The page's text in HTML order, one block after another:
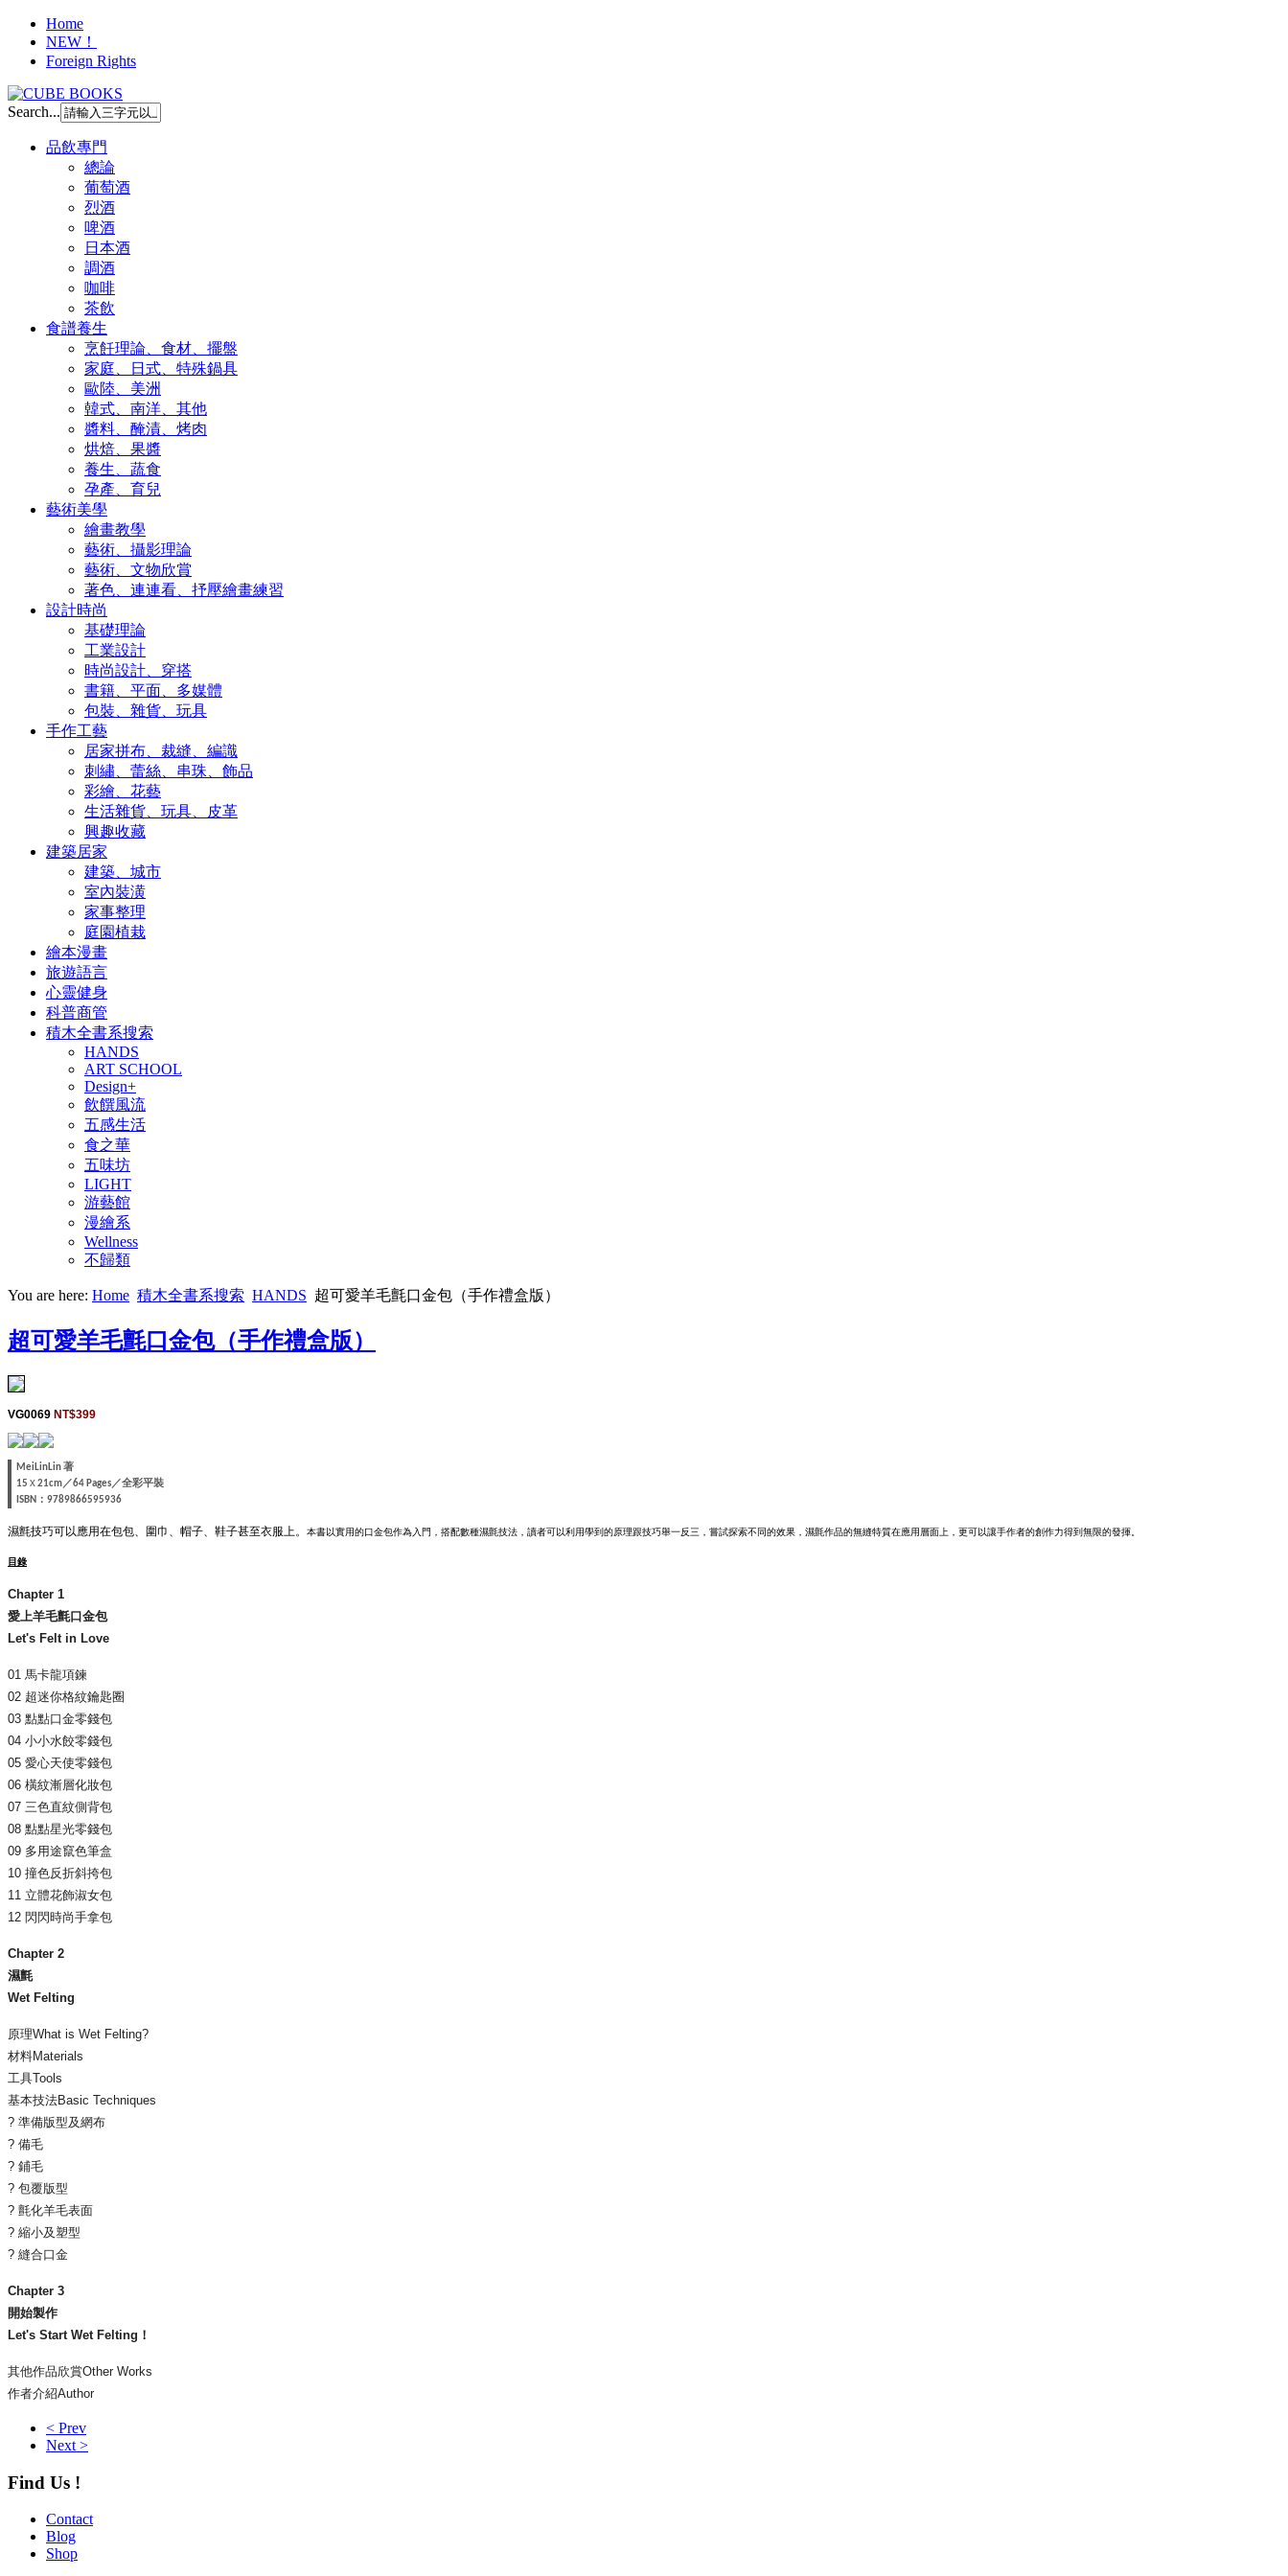
Home
NEW！
Foreign Rights
Search...
品飲專門
總論
葡萄酒
烈酒
啤酒
日本酒
調酒
咖啡
茶飲
食譜養生
烹飪理論、食材、擺盤
家庭、日式、特殊鍋具
歐陸、美洲
韓式、南洋、其他
醬料、醃漬、烤肉
烘焙、果醬
養生、蔬食
孕產、育兒
藝術美學
繪畫教學
藝術、攝影理論
藝術、文物欣賞
著色、連連看、抒壓繪畫練習
設計時尚
基礎理論
工業設計
時尚設計、穿搭
書籍、平面、多媒體
包裝、雜貨、玩具
手作工藝
居家拼布、裁縫、編識
刺繡、蕾絲、串珠、飾品
彩繪、花藝
生活雜貨、玩具、皮革
興趣收藏
建築居家
建築、城市
室內裝潢
家事整理
庭園植栽
繪本漫畫
旅遊語言
心靈健身
科普商管
積木全書系搜索
HANDS
ART SCHOOL
Design+
飲饌風流
五感生活
食之華
五味坊
LIGHT
游藝館
漫繪系
Wellness
不歸類
You are here: Home 積木全書系搜索 HANDS 超可愛羊毛氈口金包（手作禮盒版）
超可愛羊毛氈口金包（手作禮盒版）
VG0069 NT$399
MeiLinLin 著
15 X21cm／64 Pages／全彩平裝
ISBN ：9789866595936
濕氈技巧可以應用在包包、圍巾、帽子、鞋子甚至衣服上。 本書以實用的口金包作為入門，搭配數種濕氈技法，讀者可以利用學到的原理跟技巧舉一反三，嘗試探索不同的效果，濕氈作品的無縫特質在應用層面上，更可以讓手作者的創作力得到無限的發揮。
目錄
Chapter 1
愛上羊毛氈口金包
Let's Felt in Love
01 馬卡龍項鍊
02 超迷你格紋鑰匙圈
03 點點口金零錢包
04 小小水餃零錢包
05 愛心天使零錢包
06 橫紋漸層化妝包
07 三色直紋側背包
08 點點星光零錢包
09 多用途竄色筆盒
10 撞色反折斜挎包
11 立體花飾淑女包
12 閃閃時尚手拿包
Chapter 2
濕氈
Wet Felting
原理What is Wet Felting?
材料Materials
工具Tools
基本技法Basic Techniques
? 準備版型及網布
? 備毛
? 鋪毛
? 包覆版型
? 氈化羊毛表面
? 縮小及塑型
? 縫合口金
Chapter 3
開始製作
Let's Start Wet Felting！
其他作品欣賞Other Works
作者介紹Author
< Prev
Next >
Find Us !
Contact
Blog
Shop